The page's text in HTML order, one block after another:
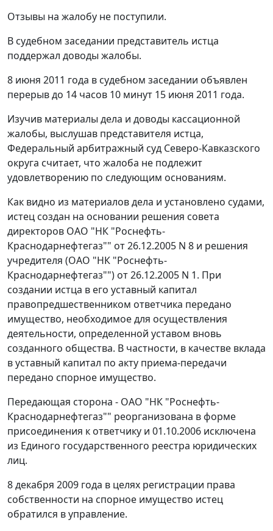
Отзывы на жалобу не поступили.
В судебном заседании представитель истца
поддержал доводы жалобы.
8 июня 2011 года в судебном заседании объявлен
перерыв до 14 часов 10 минут 15 июня 2011 года.
Изучив материалы дела и доводы кассационной
жалобы, выслушав представителя истца,
Федеральный арбитражный суд Северо-Кавказского
округа считает, что жалоба не подлежит
удовлетворению по следующим основаниям.
Как видно из материалов дела и установлено судами,
истец создан на основании решения совета
директоров ОАО "НК "Роснефть-
Краснодарнефтегаз"" от 26.12.2005 N 8 и решения
учредителя (ОАО "НК "Роснефть-
Краснодарнефтегаз"") от 26.12.2005 N 1. При
создании истца в его уставный капитал
правопредшественником ответчика передано
имущество, необходимое для осуществления
деятельности, определенной уставом вновь
созданного общества. В частности, в качестве вклада
в уставный капитал по акту приема-передачи
передано спорное имущество.
Передающая сторона - ОАО "НК "Роснефть-
Краснодарнефтегаз"" реорганизована в форме
присоединения к ответчику и 01.10.2006 исключена
из Единого государственного реестра юридических
лиц.
8 декабря 2009 года в целях регистрации права
собственности на спорное имущество истец
обратился в управление.